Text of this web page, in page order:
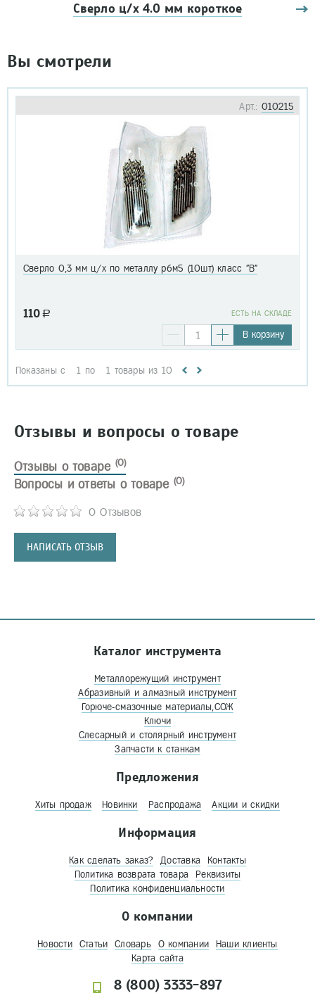
Сверло ц/х 4.0 мм короткое
Вы смотрели
Арт.: 010215
Сверло 0,3 мм ц/х по металлу р6м5 (10шт) класс "В"
110 a EСТЬ НА СКЛАДЕ
В корзину
Показаны с 1 по 1 товары из 10
Отзывы и вопросы о товаре
Отзывы о товаре (0)
0 Отзывов
НАПИСАТЬ ОТЗЫВ
Вопросы и ответы о товаре (0)
Каталог инструмента
Металлорежущий инструмент
Абразивный и алмазный инструмент
Горюче-смазочные материалы,СОЖ
Ключи
Слесарный и столярный инструмент
Запчасти к станкам
Предложения
Хиты продаж Новинки Распродажа Акции и скидки
Информация
Как сделать заказ? Доставка
Контакты
Политика возврата товара
Реквизиты
Политика конфиденциальности
О компании
Новости Статьи Словарь О компании
Наши клиенты
Карта сайта
8 (800) 3333-897